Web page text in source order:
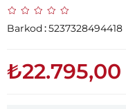
Barkod:5237328494418
₺22.795,00